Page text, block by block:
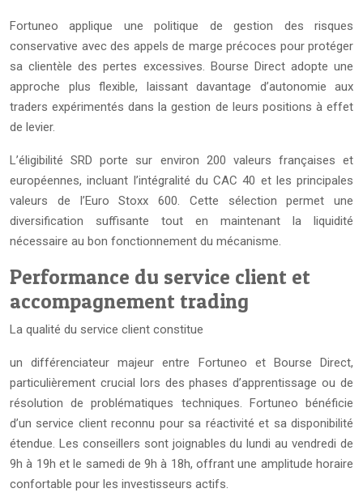
Fortuneo applique une politique de gestion des risques
conservative avec des appels de marge précoces pour protéger
sa clientèle des pertes excessives. Bourse Direct adopte une
approche plus flexible, laissant davantage d’autonomie aux
traders expérimentés dans la gestion de leurs positions à effet
de levier.
L’éligibilité SRD porte sur environ 200 valeurs françaises et
européennes, incluant l’intégralité du CAC 40 et les principales
valeurs de l’Euro Stoxx 600. Cette sélection permet une
diversification suffisante tout en maintenant la liquidité
nécessaire au bon fonctionnement du mécanisme.
Performance du service client et
accompagnement trading
La qualité du service client constitue
un différenciateur majeur entre Fortuneo et Bourse Direct,
particulièrement crucial lors des phases d’apprentissage ou de
résolution de problématiques techniques. Fortuneo bénéficie
d’un service client reconnu pour sa réactivité et sa disponibilité
étendue. Les conseillers sont joignables du lundi au vendredi de
9h à 19h et le samedi de 9h à 18h, offrant une amplitude horaire
confortable pour les investisseurs actifs.